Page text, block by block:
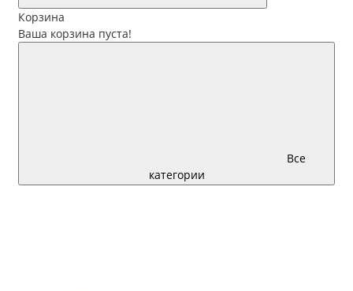
Корзина
Ваша корзина пуста!
Все
категории